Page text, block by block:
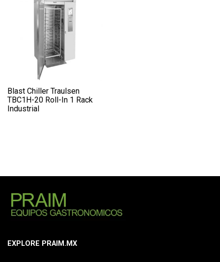
Blast Chiller Traulsen
TBC1H-20 Roll-In 1 Rack
Industrial
EXPLORE PRAIM.MX